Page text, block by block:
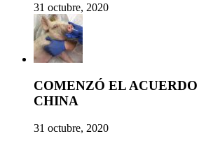
31 octubre, 2020
COMENZÓ EL
CHINA
31 octubre, 2020